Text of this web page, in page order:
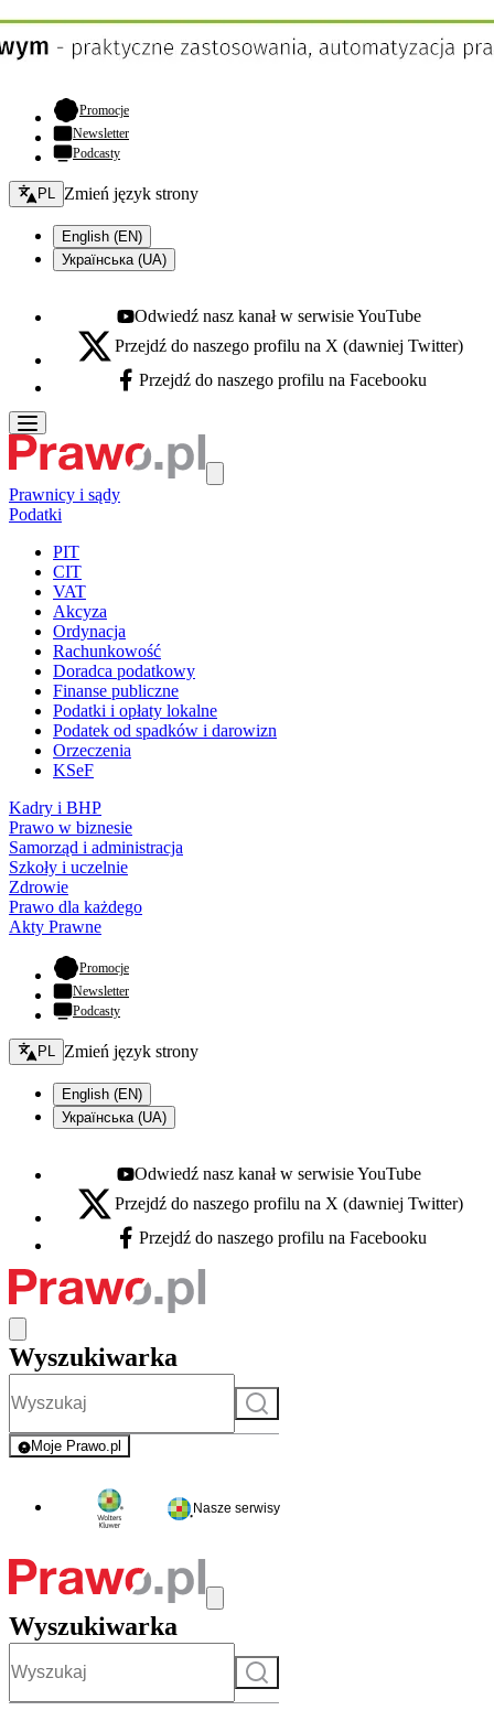
Promocje- otwiera się w nowej karcie
Newsletter
Podcasty
Zmień język - bieżący:
PL Zmień język strony
English (EN)
Українська (UA)
Youtube - otwiera się w nowej karcie
Odwiedź nasz kanał w serwisie YouTube
X - otwiera się w nowej karcie
Przejdź do naszego profilu na X (dawniej Twitter)
Facebook - otwiera się w nowej karcie
Przejdź do naszego profilu na Facebooku
Prawnicy i sądy
Podatki
PIT
CIT
VAT
Akcyza
Ordynacja
Rachunkowość
Doradca podatkowy
Finanse publiczne
Podatki i opłaty lokalne
Podatek od spadków i darowizn
Orzeczenia
KSeF
Kadry i BHP
Prawo w biznesie
Samorząd i administracja
Szkoły i uczelnie
Zdrowie
Prawo dla każdego
Akty Prawne
Promocje- otwiera się w nowej karcie
Newsletter
Podcasty
Zmień język - bieżący:
PL Zmień język strony
English (EN)
Українська (UA)
Youtube - otwiera się w nowej karcie
Odwiedź nasz kanał w serwisie YouTube
X - otwiera się w nowej karcie
Przejdź do naszego profilu na X (dawniej Twitter)
Facebook - otwiera się w nowej karcie
Przejdź do naszego profilu na Facebooku
Wyszukiwarka
Szukaj
Moje Prawo.pl
- rejestracja i logowanie do serwisu
Nasze serwisy
Wyszukiwarka
Szukaj